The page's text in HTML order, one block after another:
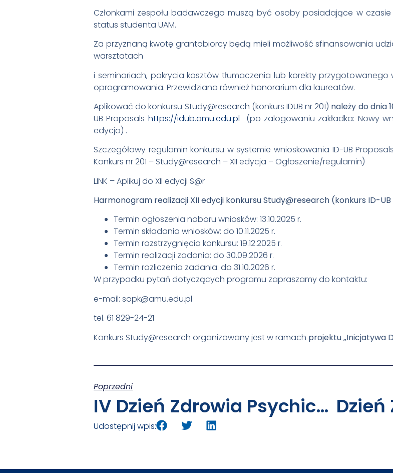
Członkami zespołu badawczego muszą być osoby posiadające w
status studenta UAM.
Za przyznaną kwotę grantobiorcy będą mieli możliwość sfinansowania
warsztatach
i seminariach, pokrycia kosztów tłumaczenia lub korekty przygotowanego
oprogramowania. Przewidziano również honorarium dla laureatów.
Aplikować do konkursu Study@research (konkurs IDUB nr 201) należy do dnia
UB Proposals https://idub.amu.edu.pl (po zalogowaniu zakładka: Nowy
edycja) .
Szczegółowy regulamin konkursu w systemie wnioskowania ID-UB Proposals
Konkurs nr 201 – Study@research – XII edycja – Ogłoszenie/regulamin)
LINK – Aplikuj do XII edycji S@r
Harmonogram realizacji XII edycji konkursu Study@research (konkurs ID-UB
Termin ogłoszenia naboru wniosków: 13.10.2025 r.
Termin składania wniosków: do 10.11.2025 r.
Termin rozstrzygnięcia konkursu: 19.12.2025 r.
Termin realizacji zadania: do 30.09.2026 r.
Termin rozliczenia zadania: do 31.10.2026 r.
W przypadku pytań dotyczących programu zapraszamy do kontaktu:
e-mail: sopk@amu.edu.pl
tel. 61 829-24-21
Konkurs Study@research organizowany jest w ramach projektu „Inicjatywa
Poprzedni
IV Dzień Zdrowia Psychicznego Na UAM 23 Października 2025 R.
Udostępnij wpis: